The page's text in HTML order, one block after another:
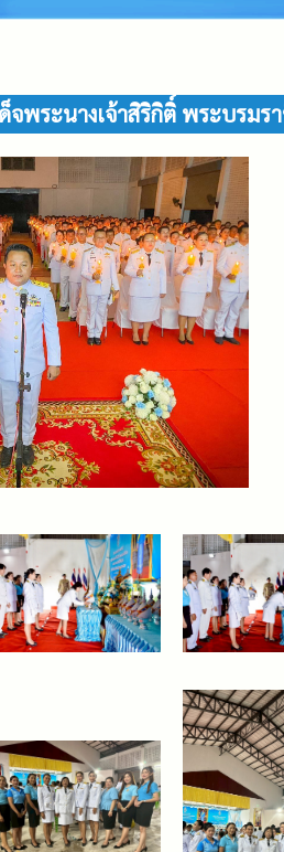
ด็จพระนางเจ้าสิริกิติ์ พระบร